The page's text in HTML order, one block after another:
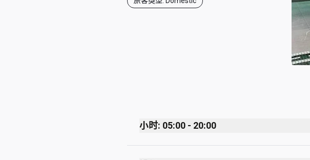
小时: 05:00 - 20:00
Monday